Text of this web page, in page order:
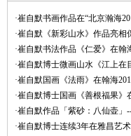
·崔自默书画作品在“北京瀚海
·崔自默《新彩山水》作品亮相
·崔自默书法作品《仁爱》在翰
·崔自默博士微画山水《江上在
·崔自默国画《法雨》在翰海
·崔自默博士国画《善根福果
·崔自默作品「紫砂：八仙壶」
·崔自默博士连续3年在雅昌艺